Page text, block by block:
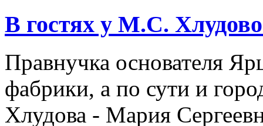
В гостях у М.С.
Правнучка основателя
фабрики, а по сути и
Хлудова - Мария